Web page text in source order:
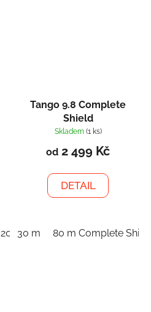
200 m
Tango 9.8 Complete
Shield
Skladem (1 ks)
od 2 499 Kč
DETAIL
30 m 80 m Complete